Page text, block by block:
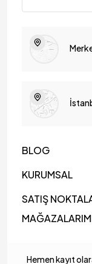
BLOG
KURUMSAL
SATIŞ
Hemen kayıt